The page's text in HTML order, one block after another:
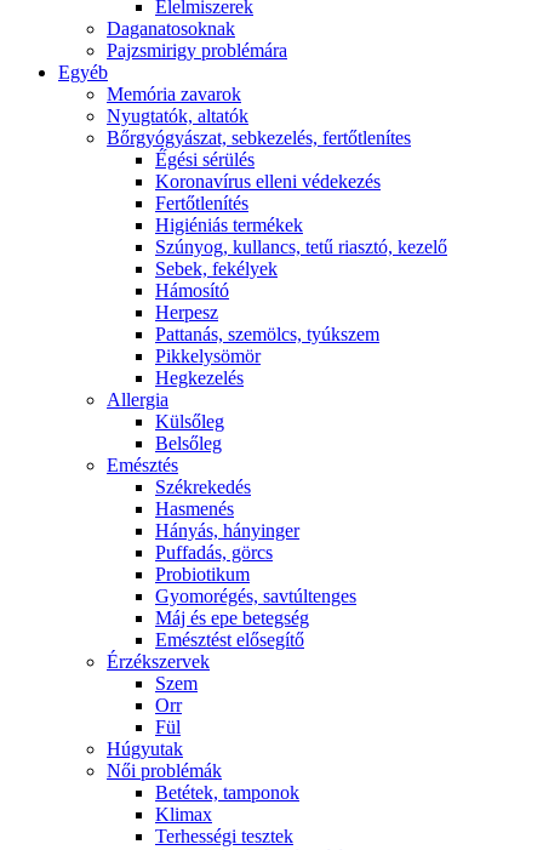
É́lelmiszerek
Daganatosoknak
Pajzsmirigy problémára
Egyéb
Memória zavarok
Nyugtatók, altatók
Bőrgyógyászat, sebkezelés, fertőtlenítes
É́gési sérülés
Koronavírus elleni védekezés
Fertőtlenítés
Higiéniás termékek
Szúnyog, kullancs, tetű riasztó, kezelő
Sebek, fekélyek
Hámosító
Herpesz
Pattanás, szemölcs, tyúkszem
Pikkelysömör
Hegkezelés
Allergia
Külsőleg
Belsőleg
Emésztés
Székrekedés
Hasmenés
Hányás, hányinger
Puffadás, görcs
Probiotikum
Gyomorégés, savtúltenges
Máj és epe betegség
Emésztést elősegítő
Érzékszervek
Szem
Orr
Fül
Húgyutak
Női problémák
Betétek, tamponok
Klimax
Terhességi tesztek